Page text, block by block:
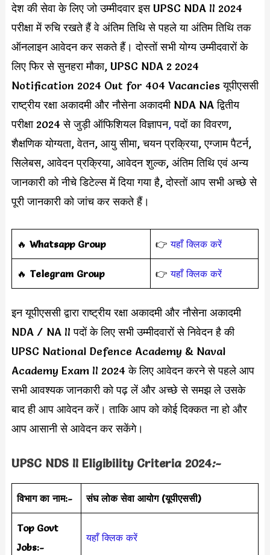
देश की सेवा के लिए जो उम्मीदवार इस UPSC NDA II 2024
परीक्षा में रुचि रखते हैं वे अंतिम तिथि से पहले या अंतिम तिथि तक
ऑनलाइन आवेदन कर सकते हैं। दोस्तों सभी योग्य उम्मीदवारों के
लिए फिर से सुनहरा मौका, UPSC NDA 2 2024
Notification 2024 Out for 404 Vacancies यूपीएससी
राष्ट्रीय रक्षा अकादमी और नौसेना अकादमी NDA NA द्वितीय
परीक्षा 2024 से जुड़ी ऑफिशियल विज्ञापन,पदों का विवरण,
शैक्षणिक योग्यता, वेतन, आयु सीमा, चयन प्रक्रिया, एग्जाम पैटर्न,
सिलेबस, आवेदन प्रक्रिया, आवेदन शुल्क, अंतिम तिथि एवं अन्य
जानकारी को नीचे डिटेल्स में दिया गया है, दोस्तों आप सभी अच्छे से
पूरी जानकारी को जांच कर सकते हैं।
‎️‍🔥 Whatsapp Group 👉यहाँ क्लिक करें
‎️‍🔥 Telegram Group 👉यहाँ क्लिक करें
इन यूपीएससी द्वारा राष्ट्रीय रक्षा अकादमी और नौसेना अकादमी
NDA / NA II पदों के लिए सभी उम्मीदवारों से निवेदन है की
UPSC National Defence Academy & Naval
Academy Exam II 2024 के लिए आवेदन करने से पहले आप
सभी आवश्यक जानकारी को पढ़ लें और अच्छे से समझ ले उसके
बाद ही आप आवेदन करें। ताकि आप को कोई दिक्कत ना हो और
आप आसानी से आवेदन कर सकेंगे।
UPSC NDS II Eligibility Criteria 2024:-
विभाग का नाम:- संघ लोक सेवा आयोग (यूपीएससी)
Top Govt
Jobs:-
यहाँ क्लिक करें